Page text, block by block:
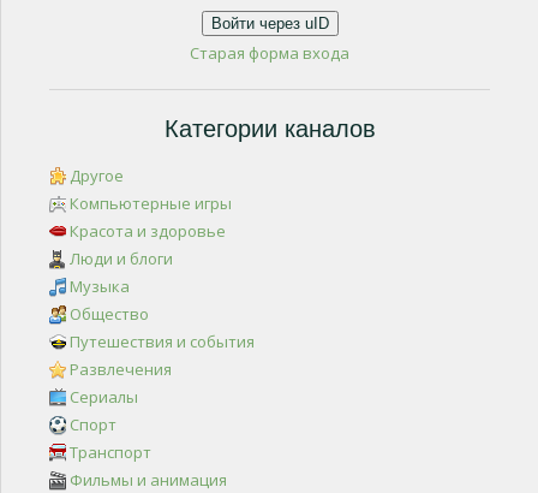
Войти через uID
Старая форма входа
Категории каналов
Другое
Компьютерные игры
Красота и здоровье
Люди и блоги
Музыка
Общество
Путешествия и события
Развлечения
Сериалы
Спорт
Транспорт
Фильмы и анимация